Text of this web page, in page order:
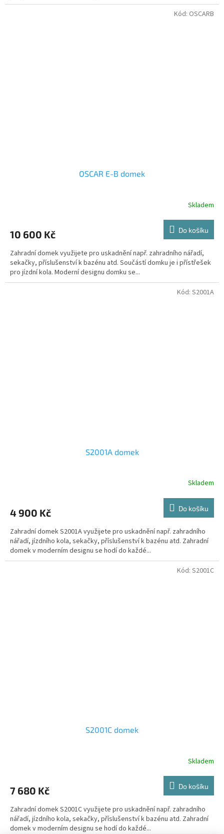
OSCAR E-B domek
Skladem
10 600 Kč Do košíku
Zahradní domek využijete pro uskadnění např. zahradního nářadí,
sekačky, příslušenství k bazénu atd. Součástí domku je i přístřešek
pro jízdní kola. Moderní designu domku se...
Kód: OSCARB
S2001A domek
Skladem
4 900 Kč Do košíku
Zahradní domek S2001A využijete pro uskadnění např. zahradního
nářadí, jízdního kola, sekačky, příslušenství k bazénu atd. Zahradní
domek v moderním designu se hodí do každé...
Kód: S2001A
S2001C domek
Skladem
7 680 Kč Do košíku
Zahradní domek S2001C využijete pro uskadnění např. zahradního
nářadí, jízdního kola, sekačky, příslušenství k bazénu atd. Zahradní
domek v moderním designu se hodí do každé...
Kód: S2001C